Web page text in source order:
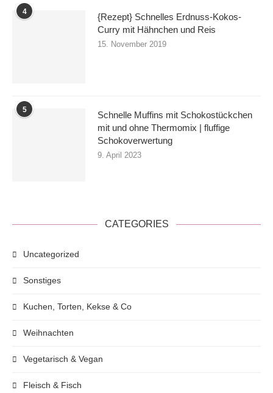
4
{Rezept} Schnelles Erdnuss-Kokos-
Curry mit Hähnchen und Reis
15. November 2019
5
Schnelle Muffins mit Schokostückchen
mit und ohne Thermomix | fluffige
Schokoverwertung
9. April 2023
CATEGORIES
Uncategorized
Sonstiges
Kuchen, Torten, Kekse & Co
Weihnachten
Vegetarisch & Vegan
Fleisch & Fisch